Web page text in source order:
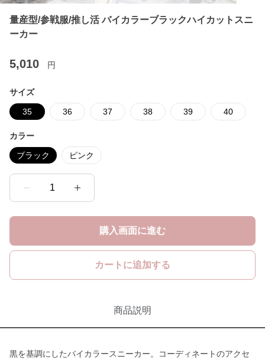
量産型/参戦服/推し活 バイカラーブラックハイカットスニ
ーカー
5,010 円
サイズ
35 36 37 38 39 40
カラー
ブラック ピンク
1
購入画面に進む
カートに追加する
商品説明
黒を基調にしたバイカラースニーカー。コーディネートのアクセ